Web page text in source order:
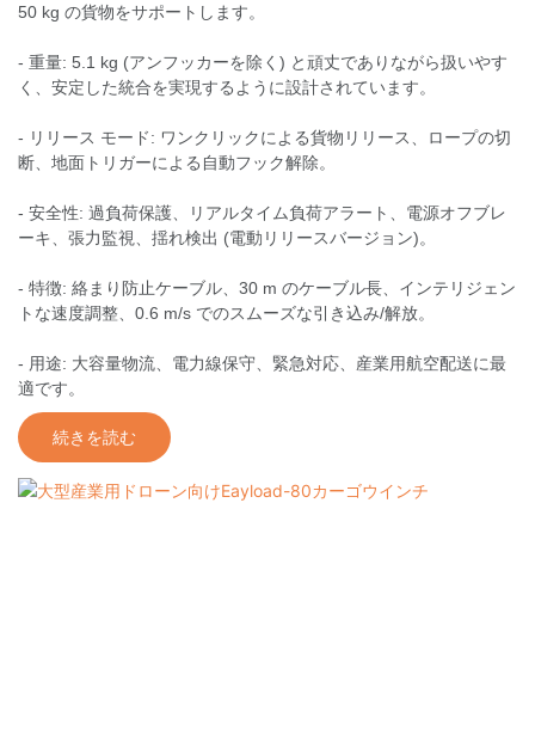
50 kg の貨物をサポートします。
- 重量: 5.1 kg (アンフッカーを除く) と頑丈でありながら扱いやす
く、安定した統合を実現するように設計されています。
- リリース モード: ワンクリックによる貨物リリース、ロープの切
断、地面トリガーによる自動フック解除。
- 安全性: 過負荷保護、リアルタイム負荷アラート、電源オフブレ
ーキ、張力監視、揺れ検出 (電動リリースバージョン)。
- 特徴: 絡まり防止ケーブル、30 m のケーブル長、インテリジェン
トな速度調整、0.6 m/s でのスムーズな引き込み/解放。
- 用途: 大容量物流、電力線保守、緊急対応、産業用航空配送に最
適です。
続きを読む